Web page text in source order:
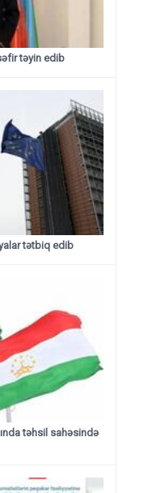
təyin edib
tətbiq edib
təhsil sahəsində